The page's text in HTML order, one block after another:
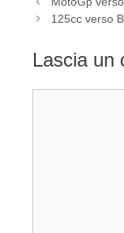
125cc verso
Lascia un